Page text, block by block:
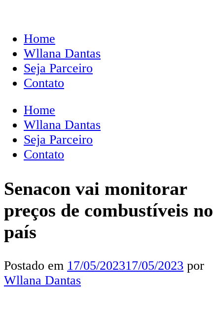
Home
Wllana Dantas
Seja Parceiro
Contato
Home
Wllana Dantas
Seja Parceiro
Contato
Senacon vai monitorar
preços de combustíveis no
país
Postado em 17/05/202317/05/2023 por
Wllana Dantas